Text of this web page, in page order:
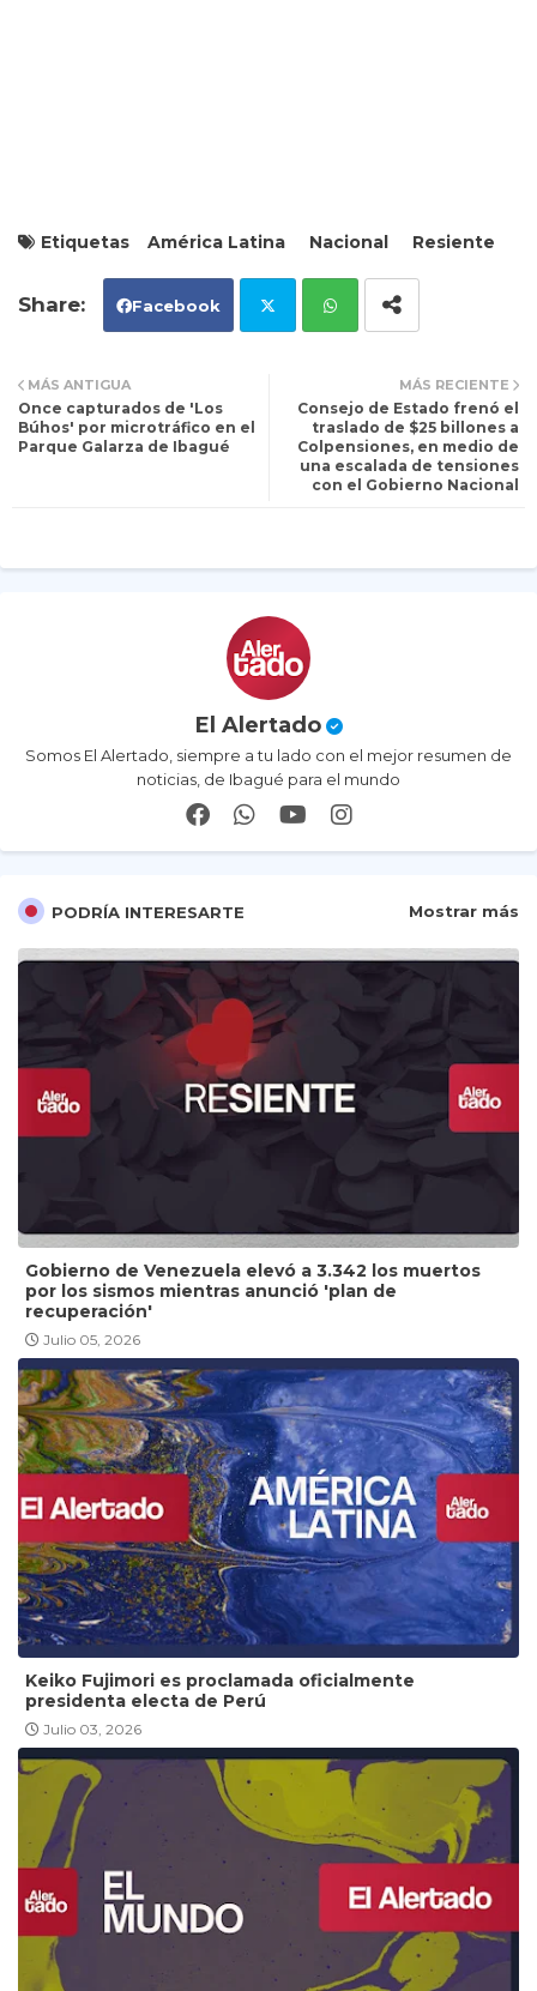
Etiquetas América Latina Nacional Resiente
Facebook
ats
ap
MÁS RECIENTE
Consejo de Estado frenó el
traslado de $25 billones a
Colpensiones, en medio de
una escalada de tensiones
con el Gobierno Nacional
MÁS ANTIGUA
Once capturados de 'Los
Búhos' por microtráfico en el
Parque Galarza de Ibagué
El Alertado
Somos El Alertado, siempre a tu lado con el mejor resumen de
noticias, de Ibagué para el mundo
PODRÍA INTERESARTE Mostrar más
Gobierno de Venezuela elevó a 3.342 los muertos
por los sismos mientras anunció 'plan de
recuperación'
Julio 05, 2026
Keiko Fujimori es proclamada oficialmente
presidenta electa de Perú
Julio 03, 2026